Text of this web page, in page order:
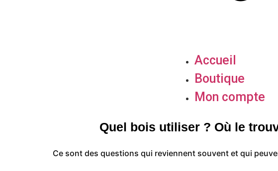
Accueil
Boutique
Mon compte
Quel bois utiliser ? Où le
Ce sont des questions qui reviennent souvent et qui